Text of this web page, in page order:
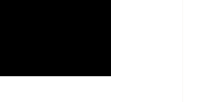
，還有一點神祕，一點浪漫，令讀者們從